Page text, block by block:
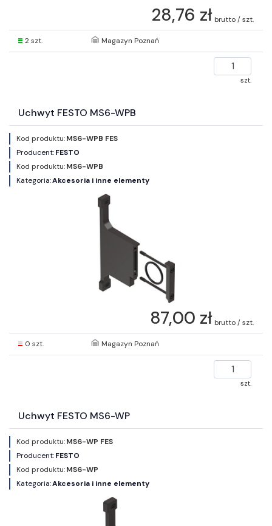
28,76 zł brutto / szt.
2 szt. Magazyn Poznań
szt.
Uchwyt FESTO MS6-WPB
Kod produktu:MS6-WPB FES
Producent:FESTO
Kod produktu:MS6-WPB
Kategoria:Akcesoria i inne elementy
87,00 zł brutto / szt.
0 szt. Magazyn Poznań
szt.
Uchwyt FESTO MS6-WP
Kod produktu:MS6-WP FES
Producent:FESTO
Kod produktu:MS6-WP
Kategoria:Akcesoria i inne elementy